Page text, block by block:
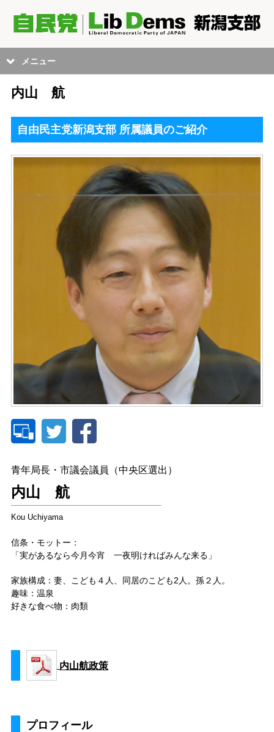
メニュー
内山 航
自由民主党新潟支部 所属議員のご紹介
青年局長・市議会議員（中央区選出）
内山 航
Kou Uchiyama
信条・モットー：
「実があるなら今月今宵 一夜明ければみんな来る」
家族構成：妻、こども４人、同居のこども2人。孫２人。
趣味：温泉
好きな食べ物：肉類
内山航政策
プロフィール